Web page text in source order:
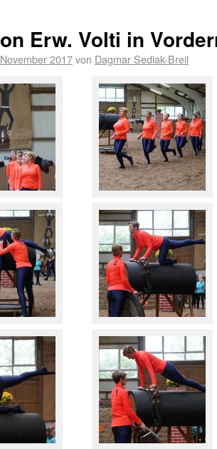
Erw. Volti in
2017von Dagmar Sedlak-Breil